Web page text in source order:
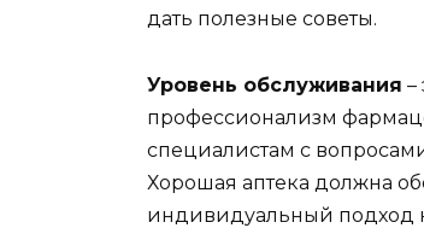
дать полезные советы.
Уровень обслуживания –
профессионализм
специалистам с
Хорошая аптека должна
индивидуальный подход